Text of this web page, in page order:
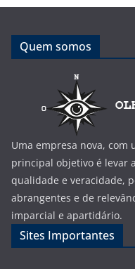
Quem somos
Uma empresa nova, com
principal objetivo é levar
qualidade e veracidade,
abrangentes e de
imparcial e apartidário.
Sites Importantes